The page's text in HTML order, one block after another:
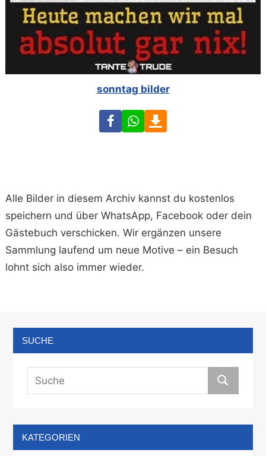
sonntag bilder
FacebookWhatsApp
Alle Bilder in diesem Archiv kannst du kostenlos
speichern und über WhatsApp, Facebook oder dein
Gästebuch verschicken. Wir ergänzen unsere
Sammlung laufend um neue Motive – ein Besuch
lohnt sich also immer wieder.
SUCHE
KATEGORIEN